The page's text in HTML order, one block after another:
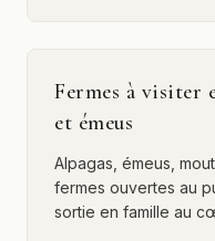
Fermes à visiter
et émeus
Alpagas, émeus,
fermes ouvertes au
sortie en famille au